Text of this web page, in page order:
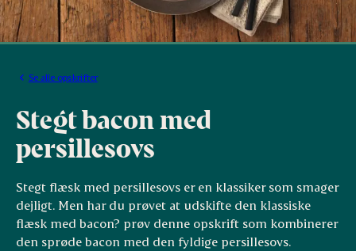
Se alle opskrifter
Stegt bacon med
persillesovs
Stegt flæsk med persillesovs er en klassiker som smager
dejligt. Men har du prøvet at udskifte den klassiske
flæsk med bacon? prøv denne opskrift som kombinerer
den sprøde bacon med den fyldige persillesovs.